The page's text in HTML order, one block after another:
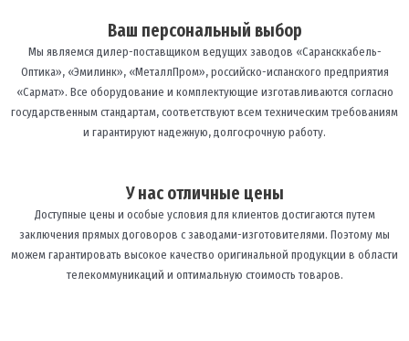
Ваш персональный выбор
Мы являемся дилер-поставщиком ведущих заводов «Сарансккабель-
Оптика», «Эмилинк», «МеталлПром», российско-испанского предприятия
«Сармат». Все оборудование и комплектующие изготавливаются согласно
государственным стандартам, соответствуют всем техническим требованиям
и гарантируют надежную, долгосрочную работу.
У нас отличные цены
Доступные цены и особые условия для клиентов достигаются путем
заключения прямых договоров с заводами-изготовителями. Поэтому мы
можем гарантировать высокое качество оригинальной продукции в области
телекоммуникаций и оптимальную стоимость товаров.